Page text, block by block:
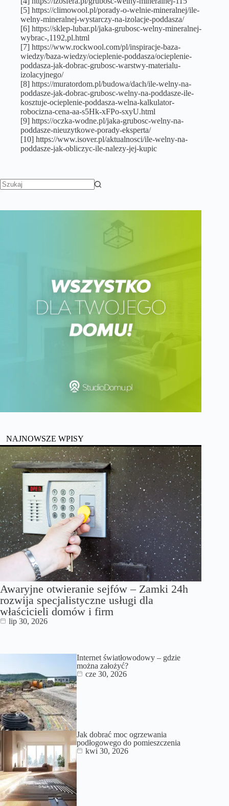
[5] https://climowool.pl/porady-o-welnie-mineralnej/ile-
welny-mineralnej-wystarczy-na-izolacje-poddasza/
[6] https://sklep-lubar.pl/jaka-grubosc-welny-mineralnej-
wybrac-,1192,pl.html
[7] https://www.rockwool.com/pl/inspiracje-baza-
wiedzy/baza-wiedzy/ocieplenie-poddasza/ocieplenie-
poddasza-jak-dobrac-grubosc-warstwy-materialu-
izolacyjnego/
[8] https://muratordom.pl/budowa/dach/ile-welny-na-
poddasze-jak-dobrac-grubosc-welny-na-poddasze-ile-
kosztuje-ocieplenie-poddasza-welna-kalkulator-
robocizna-cena-aa-s5Hk-xFPo-sxyU.html
[9] https://oczka-wodne.pl/jaka-grubosc-welny-na-
poddasze-nieuzytkowe-porady-eksperta/
[10] https://www.isover.pl/aktualnosci/ile-welny-na-
poddasze-jak-obliczyc-ile-nalezy-jej-kupic
NAJNOWSZE WPISY
Awaryjne otwieranie sejfów – Zamki 24h
rozwija specjalistyczne usługi dla
właścicieli domów i firm
lip 30, 2026
Internet światłowodowy – gdzie
można założyć?
cze 30, 2026
Jak dobrać moc ogrzewania
podłogowego do pomieszczenia
kwi 30, 2026